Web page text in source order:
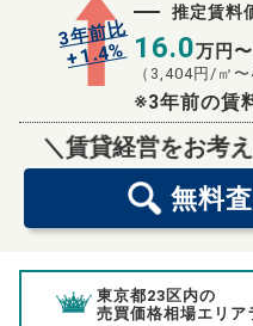
3年前比
+1.4%
推定賃料
16.0万円〜
（ 3,404円/㎡〜
※3年前の賃
＼賃貸経営をお考
無料
無料査
東京都23区内の
売買価格相場エリア